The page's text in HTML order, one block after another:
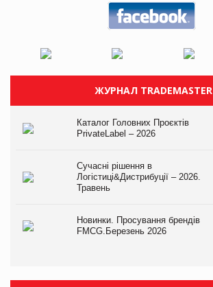
ЖУРНАЛ TRADEMASTER
Каталог Головних Проєктів
PrivateLabel – 2026
Сучасні рішення в
Логістиці&Дистрибуції – 2026.
Травень
Новинки. Просування брендів
FMCG.Березень 2026